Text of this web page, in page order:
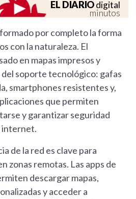
EL DIARIOdigital
minutos
por completo la forma
con la naturaleza. El
en mapas impresos y
soporte tecnológico: gafas
smartphones resistentes y,
que permiten
y garantizar seguridad
internet.
de la red es clave para
zonas remotas. Las apps de
descargar mapas,
y acceder a